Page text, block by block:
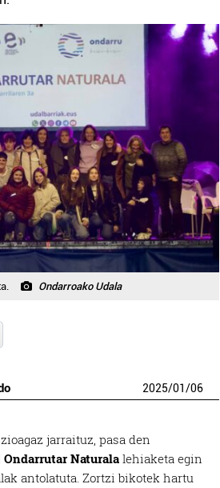
Ondarroako Udala
2025/01/06
jarraituz, pasa den
Ondarrutar Naturala lehiaketa egin
antolatuta. Zortzi bikotek hartu